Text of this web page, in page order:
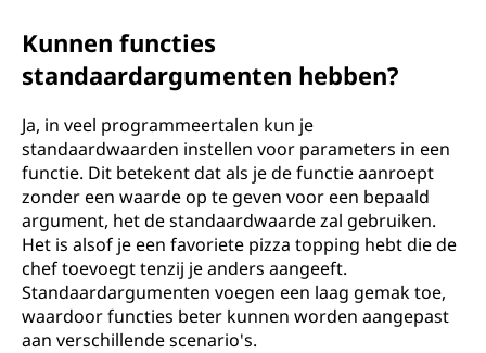
Kunnen functies
standaardargumenten hebben?
Ja, in veel programmeertalen kun je
standaardwaarden instellen voor parameters in een
functie. Dit betekent dat als je de functie aanroept
zonder een waarde op te geven voor een bepaald
argument, het de standaardwaarde zal gebruiken.
Het is alsof je een favoriete pizza topping hebt die de
chef toevoegt tenzij je anders aangeeft.
Standaardargumenten voegen een laag gemak toe,
waardoor functies beter kunnen worden aangepast
aan verschillende scenario's.